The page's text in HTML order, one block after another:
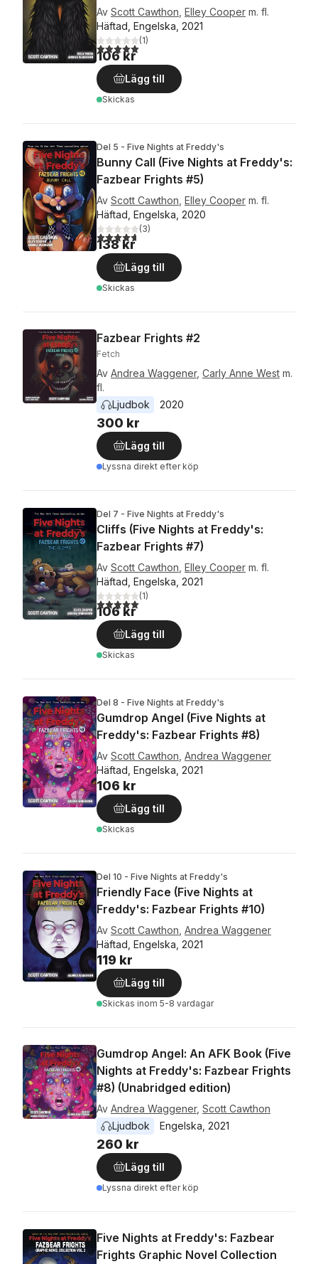
Av Scott Cawthon Elley Cooper m. fl.
Häftad, Engelska, 2021
5,0utav 5 stjärnor. Totalt antal röster:
(1)
106 kr
Lägg till
Skickas
Del 5 - Five Nights at Freddy's
Bunny Call (Five Nights at Freddy's:
Fazbear Frights #5)
Av Scott Cawthon Elley Cooper m. fl.
Häftad, Engelska, 2020
4,7utav 5 stjärnor. Totalt antal röster:
(3)
138 kr
Lägg till
Skickas
Fazbear Frights #2
Fetch
Av Andrea Waggener, Carly Anne West m.
fl.
Ljudbok
2020
300 kr
Lägg till
Lyssna direkt efter köp
Del 7 - Five Nights at Freddy's
Cliffs (Five Nights at Freddy's:
Fazbear Frights #7)
Av Scott Cawthon Elley Cooper m. fl.
Häftad, Engelska, 2021
5,0utav 5 stjärnor. Totalt antal röster:
(1)
106 kr
Lägg till
Skickas
Del 8 - Five Nights at Freddy's
Gumdrop Angel (Five Nights at
Freddy's: Fazbear Frights #8)
Av Scott Cawthon Andrea Waggener
Häftad, Engelska, 2021
106 kr
Lägg till
Skickas
Del 10 - Five Nights at Freddy's
Friendly Face (Five Nights at
Freddy's: Fazbear Frights #10)
Av Scott Cawthon Andrea Waggener
Häftad, Engelska, 2021
119 kr
Lägg till
Skickas inom 5-8 vardagar
Gumdrop Angel: An AFK Book (Five
Nights at Freddy's: Fazbear Frights
#8) (Unabridged edition)
Av Andrea Waggener, Scott Cawthon
Ljudbok
Engelska 2021
260 kr
Lägg till
Lyssna direkt efter köp
Five Nights at Freddy's: Fazbear
Frights Graphic Novel Collection